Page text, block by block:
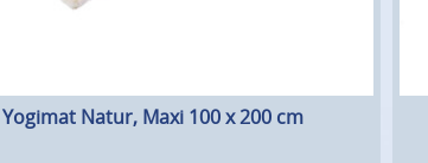
Yogimat Natur, Maxi 100 x 200 cm